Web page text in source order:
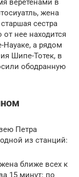
веретенами в
жена
сестра
нее находится
Науаке, а рядом
Шипе-Тотек, в
ободранную
Петра
из станций:
ближе всех к
15 минут: по